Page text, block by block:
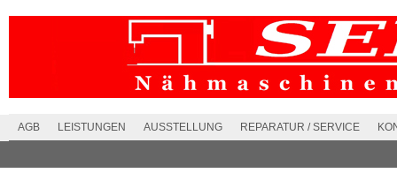
AGB LEISTUNGEN AUSSTELLUNG REPARATUR / SERVICE